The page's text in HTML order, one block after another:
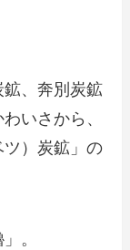
、奔別炭鉱
いさから、
）炭鉱」の
。